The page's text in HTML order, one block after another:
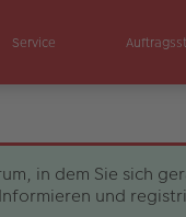
Service
in dem Sie sich
und